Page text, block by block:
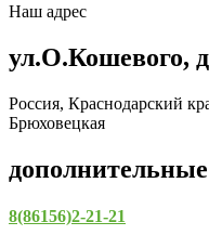
Наш адрес
ул.О.Кошевого,
Россия, Краснодарский
Брюховецкая
8(86156)2-21-21